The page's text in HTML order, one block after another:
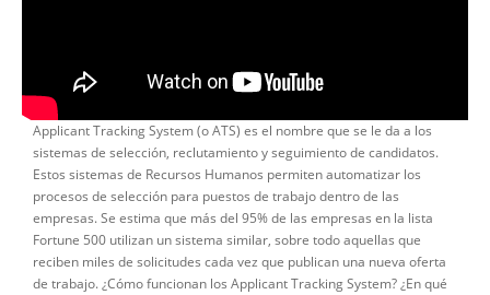
Applicant Tracking System (o ATS) es el nombre que se le da a los
sistemas de selección, reclutamiento y seguimiento de candidatos.
Estos sistemas de Recursos Humanos permiten automatizar los
procesos de selección para puestos de trabajo dentro de las
empresas. Se estima que más del 95% de las empresas en la lista
Fortune 500 utilizan un sistema similar, sobre todo aquellas que
reciben miles de solicitudes cada vez que publican una nueva oferta
de trabajo. ¿Cómo funcionan los Applicant Tracking System? ¿En qué